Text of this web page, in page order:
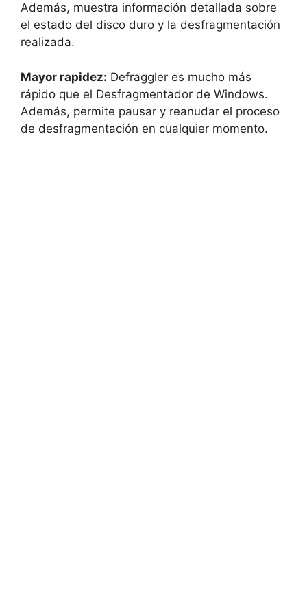
Además, muestra información detallada sobre
el estado del disco duro y la desfragmentación
realizada.
Mayor rapidez: Defraggler es mucho más
rápido que el Desfragmentador de Windows.
Además, permite pausar y reanudar el proceso
de desfragmentación en cualquier momento.